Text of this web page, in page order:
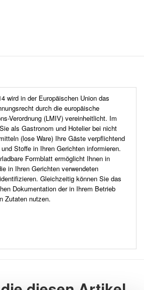
wird in der Europäischen Union das
durch die europäische
Verordnung (LMIV) vereinheitlicht. Im
als Gastronom und Hotelier bei nicht
(lose Ware) Ihre Gäste verpflichtend
Stoffe in Ihren Gerichten informieren.
Formblatt ermöglicht Ihnen in
in Ihren Gerichten verwendeten
Gleichzeitig können Sie das
Dokumentation der in Ihrem Betrieb
Zutaten nutzen.